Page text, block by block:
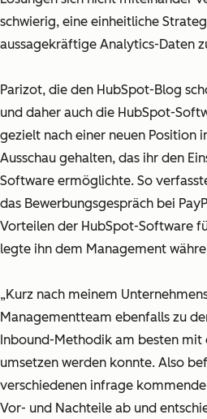
schwierig, eine einheitliche
aussagekräftige Analytics-Daten
Parizot, die den HubSpot-Blog
und daher auch die HubSpot-
gezielt nach einer neuen Position
Ausschau gehalten, das ihr den
Software ermöglichte. So
das Bewerbungsgespräch bei
Vorteilen der HubSpot-Software
legte ihn dem Management
„Kurz nach meinem
Managementteam ebenfalls zu
Inbound-Methodik am besten
umsetzen werden konnte. Also
verschiedenen infrage
Vor- und Nachteile ab und